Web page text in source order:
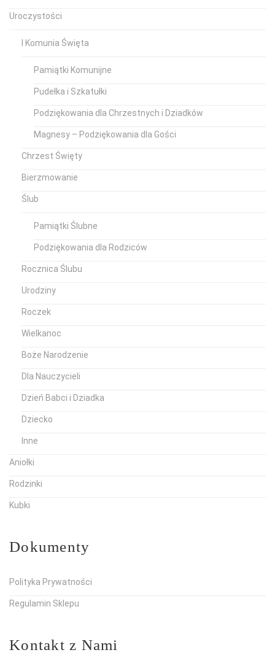
Uroczystości
I Komunia Święta
Pamiątki Komunijne
Pudełka i Szkatułki
Podziękowania dla Chrzestnych i Dziadków
Magnesy – Podziękowania dla Gości
Chrzest Święty
Bierzmowanie
Ślub
Pamiątki Ślubne
Podziękowania dla Rodziców
Rocznica Ślubu
Urodziny
Roczek
Wielkanoc
Boże Narodzenie
Dla Nauczycieli
Dzień Babci i Dziadka
Dziecko
Inne
Aniołki
Rodzinki
Kubki
Dokumenty
Polityka Prywatności
Regulamin Sklepu
Kontakt z Nami